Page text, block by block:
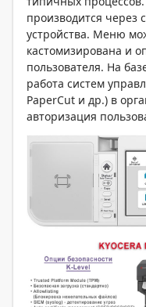
производится через
устройства. Меню
кастомизирована и
пользователя. На
работа систем
PaperCut и др.) в
авторизация